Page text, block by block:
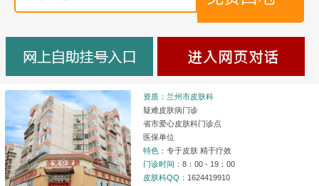
资质：兰州市皮肤科
疑难皮肤病门诊
省市爱心皮肤科门诊点
医保单位
特色：专于皮肤 精于疗效
门诊时间：8：00 - 19：00
皮肤科QQ： 1624419910